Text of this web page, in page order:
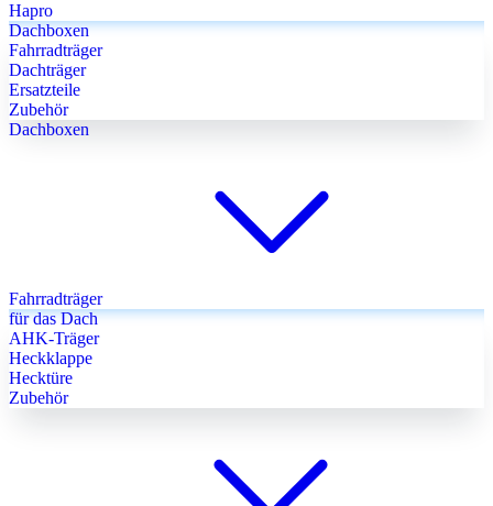
Hapro
Dachboxen
Fahrradträger
Dachträger
Ersatzteile
Zubehör
Dachboxen
Fahrradträger
für das Dach
AHK-Träger
Heckklappe
Hecktüre
Zubehör